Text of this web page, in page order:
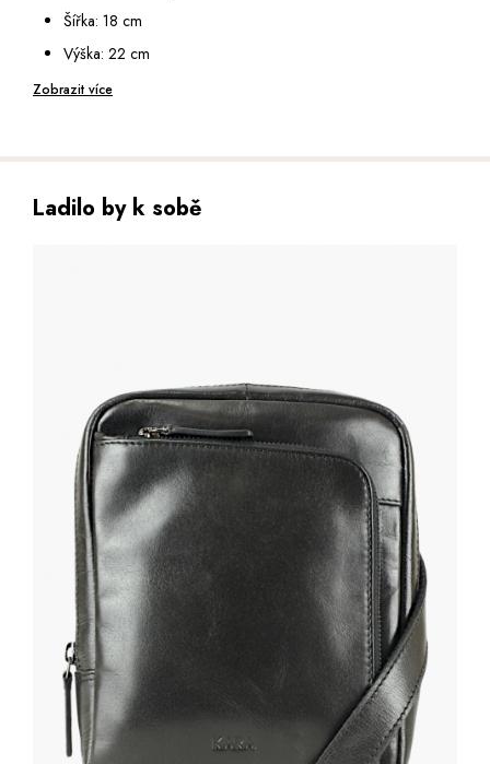
Šířka: 18 cm
Výška: 22 cm
Hloubka: 6,5 cm
Zobrazit více
Ladilo by k sobě